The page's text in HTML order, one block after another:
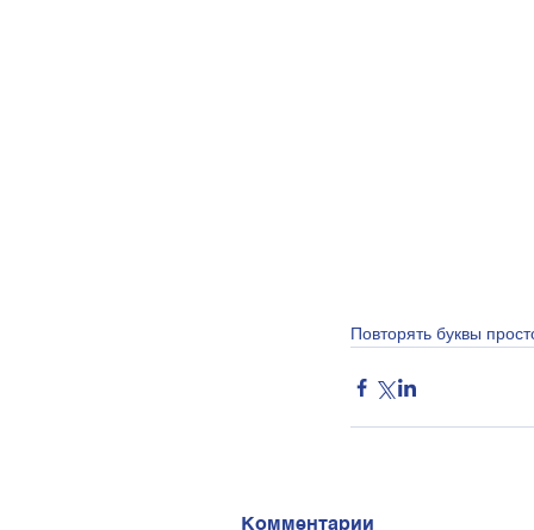
Повторять буквы
Комментарии